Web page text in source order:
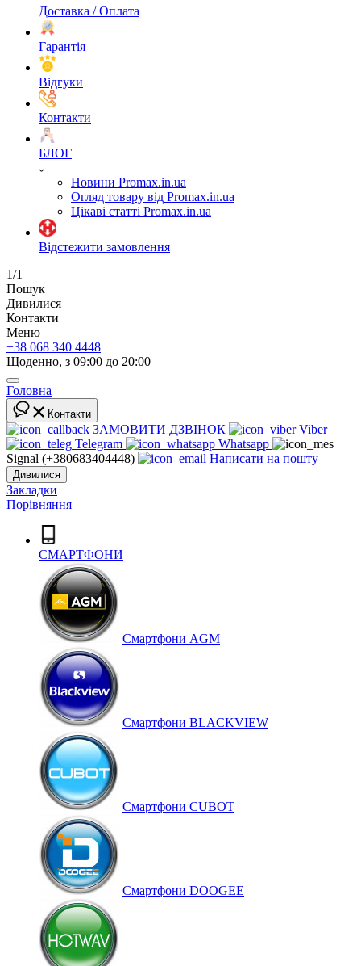
Доставка / Оплата
Гарантія
Відгуки
Контакти
БЛОГ
Новини Promax.in.ua
Огляд товару від Promax.in.ua
Цікаві статті Promax.in.ua
Відстежити замовлення
1/1
Пошук
Дивилися
Контакти
Меню
+38 068 340 4448
Щоденно, з 09:00 до 20:00
Головна
Контакти
ЗАМОВИТИ ДЗВІНОК
Viber
Telegram
Whatsapp
Signal (+380683404448)
Написати на пошту
Дивилися
Закладки
Порівняння
СМАРТФОНИ
Cмартфони AGM
Смартфони BLACKVIEW
Смартфони CUBOT
Смартфони DOOGEE